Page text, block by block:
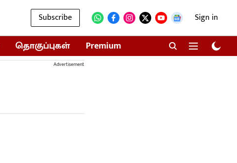
Subscribe Sign in
தொகுப்புகள் Premium
Advertisement